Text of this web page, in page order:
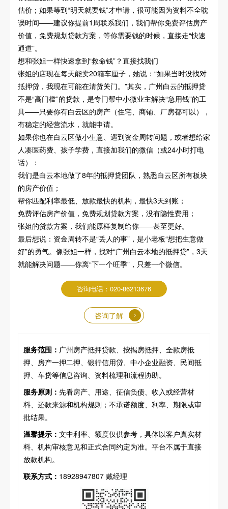
估价；如果等到“明天就要钱”才申请，很可能因为资料不全耽
误时间——建议你提前1周联系我们，我们帮你免费评估房产
价值，免费规划贷款方案，等你需要钱的时候，直接走“快速
通道”。
想和张姐一样快速拿到“救命钱”？直接找我们
张姐的店现在每天能卖20箱车厘子，她说：“如果当时没找对
抵押贷，我现在可能在清货关门。”其实，广州白云的抵押贷
不是“高门槛”的贷款，是专门帮中小微业主解决“急用钱”的工
具——只要你有白云区的房产（住宅、商铺、厂房都可以），
有稳定的经营流水，就能申请。
如果你也在白云区做小生意、遇到资金周转问题，或者想给家
人凑医药费、孩子学费，直接加我们的微信（或24小时打电
话）：
我们是白云本地做了8年的抵押贷团队，熟悉白云区所有板块
的房产价值；
帮你匹配利率最低、放款最快的机构，最快3天到账；
免费评估房产价值，免费规划贷款方案，没有隐性费用；
张姐的贷款方案，我们能原样复制给你——甚至更好。
最后想说：资金周转不是“丢人的事”，是小老板“想把生意做
好”的勇气。像张姐一样，找对“广州白云本地的抵押贷”，3天
就能解决问题——你离“下一个旺季”，只差一个微信。
咨询电话：020-86213676
咨询了解
服务范围： 广州房产抵押贷款、按揭房抵押、全款房抵
押、房产一押二押、银行信用贷、中小企业融资、民间抵
押、车贷等信息咨询、资料梳理和流程协助。
服务原则： 先看房产、用途、征信负债、收入或经营材
料、还款来源和机构规则；不承诺额度、利率、期限或审
批结果。
温馨提示： 文中利率、额度仅供参考，具体以客户真实材
料、机构审核意见和正式合同约定为准。平台不属于直接
放款机构。
联系方式： 18928947807 戴经理